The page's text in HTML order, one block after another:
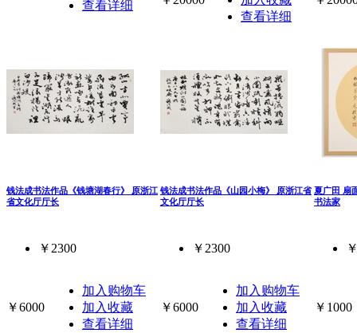
查看详细
查看详细
钱法成书法作品《钱塘湖春行》 原浙江
省文化厅厅长
￥2300
￥6000
加入购物车
加入收藏
查看详细
钱法成书法作品《山园小梅》 原浙江省
文化厅厅长
￥2300
￥6000
加入购物车
加入收藏
查看详细
夏广田 扇
书法家
￥1000